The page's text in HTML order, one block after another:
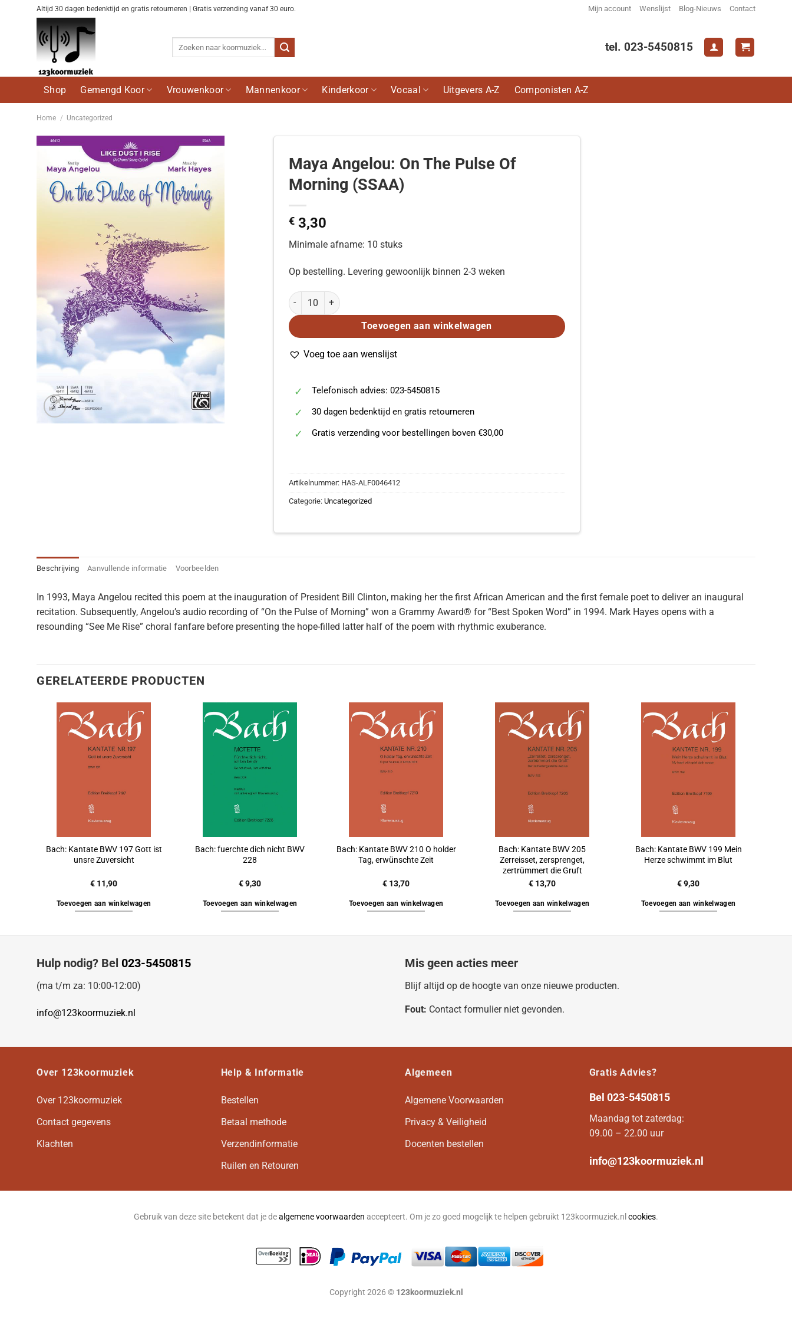
Altijd 30 dagen bedenktijd en gratis retourneren | Gratis verzending vanaf 30 euro. Mijn account Wenslijst Blog-Nieuws Contact
tel. 023-5450815
Shop Gemengd Koor Vrouwenkoor Mannenkoor Kinderkoor Vocaal Uitgevers A-Z Componisten A-Z
Home / Uncategorized
Voeg
toe aan
wenslijst
Maya Angelou: On The Pulse Of
Morning (SSAA)
€3,30
Minimale afname: 10 stuks
Op bestelling. Levering gewoonlijk binnen 2-3 weken
Maya Angelou: On The Pulse Of Morning (SSAA) aantal
Toevoegen aan winkelwagen
Voeg toe aan wenslijst
Telefonisch advies: 023-5450815
30 dagen bedenktijd en gratis retourneren
Gratis verzending voor bestellingen boven €30,00
Artikelnummer: HAS-ALF0046412
Categorie: Uncategorized
Beschrijving Aanvullende informatie Voorbeelden
In 1993, Maya Angelou recited this poem at the inauguration of President Bill Clinton, making her the first African American and the first female poet to deliver an inaugural
recitation. Subsequently, Angelou’s audio recording of “On the Pulse of Morning” won a Grammy Award® for “Best Spoken Word” in 1994. Mark Hayes opens with a
resounding “See Me Rise” choral fanfare before presenting the hope-filled latter half of the poem with rhythmic exuberance.
GERELATEERDE PRODUCTEN
Bach: Kantate BWV 197 Gott ist
unsre Zuversicht
€ 11,90
Toevoegen aan winkelwagen
Bach: fuerchte dich nicht BWV
228
€9,30
Toevoegen aan winkelwagen
Bach: Kantate BWV 210 O holder
Tag, erwünschte Zeit
€ 13,70
Toevoegen aan winkelwagen
Bach: Kantate BWV 205
Zerreisset, zersprenget,
zertrümmert die Gruft
€ 13,70
Toevoegen aan winkelwagen
Bach: Kantate BWV 199 Mein
Herze schwimmt im Blut
€9,30
Toevoegen aan winkelwagen
Hulp nodig? Bel 023-5450815
(ma t/m za: 10:00-12:00)
info@123koormuziek.nl
Mis geen acties meer
Blijf altijd op de hoogte van onze nieuwe producten.
Fout: Contact formulier niet gevonden.
Over 123koormuziek
Over 123koormuziek
Contact gegevens
Klachten
Help & Informatie
Bestellen
Betaal methode
Verzendinformatie
Ruilen en Retouren
Algemeen
Algemene Voorwaarden
Privacy & Veiligheid
Docenten bestellen
Gratis Advies?
Bel 023-5450815
Maandag tot zaterdag:
09.00 – 22.00 uur
info@123koormuziek.nl
Gebruik van deze site betekent dat je dealgemene voorwaarden accepteert. Om je zo goed mogelijk te helpen gebruikt 123koormuziek.nl cookies.
Copyright 2026 © 123koormuziek.nl